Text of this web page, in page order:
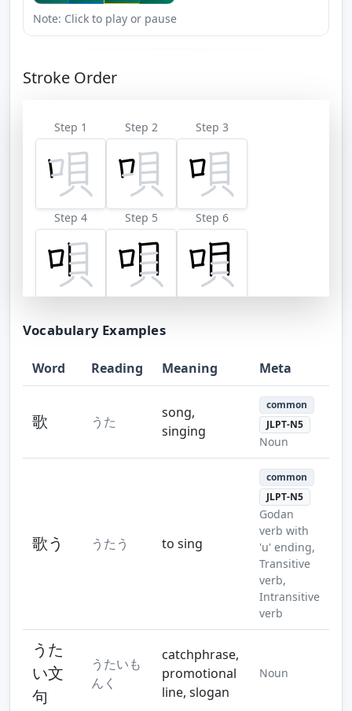
Note: Click to play or pause
Stroke Order
Step 1 Step 2 Step 3
Step 4 Step 5 Step 6
Vocabulary Examples
Word Reading Meaning Meta
歌 うた
song,
singing
common
JLPT-N5
Noun
歌う うたう to sing
common
JLPT-N5
Godan
verb with
'u' ending,
Transitive
verb,
Intransitive
verb
うた
い文
句
うたいも
んく
catchphrase,
promotional
line, slogan
Noun